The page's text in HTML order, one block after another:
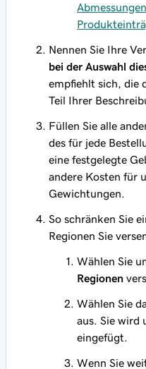
Nennen Sie Ihre
bei der Auswahl
empfiehlt sich, die
Teil Ihrer
Füllen Sie alle
des für jede
eine festgelegte
andere Kosten für
Gewichtungen.
So schränken Sie
Regionen Sie
Wählen Sie
Regionen
Wählen Sie
aus. Sie wird
eingefügt.
Wenn Sie